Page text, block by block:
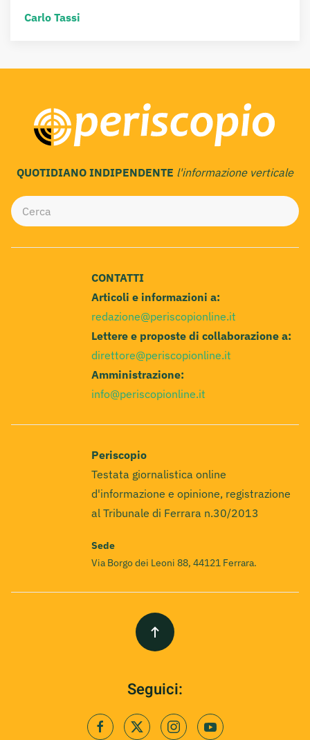
Carlo Tassi
QUOTIDIANO INDIPENDENTE l'informazione verticale
CONTATTI
Articoli e informazioni a:
redazione@periscopionline.it
Lettere e proposte di collaborazione a:
direttore@periscopionline.it
Amministrazione:
info@periscopionline.it
Periscopio
Testata giornalistica online
d'informazione e opinione, registrazione
al Tribunale di Ferrara n.30/2013
Sede
Via Borgo dei Leoni 88, 44121 Ferrara.
Seguici: